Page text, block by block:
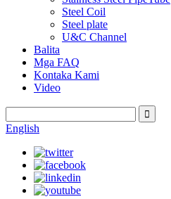
Steel Coil
Steel plate
U&C Channel
Balita
Mga FAQ
Kontaka Kami
Video
English